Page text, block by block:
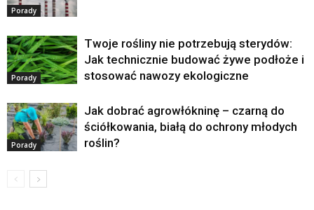
Porady
Porady
Twoje rośliny nie potrzebują sterydów:
Jak technicznie budować żywe podłoże i
stosować nawozy ekologiczne
Porady
Jak dobrać agrowłókninę – czarną do
ściółkowania, białą do ochrony młodych
roślin?